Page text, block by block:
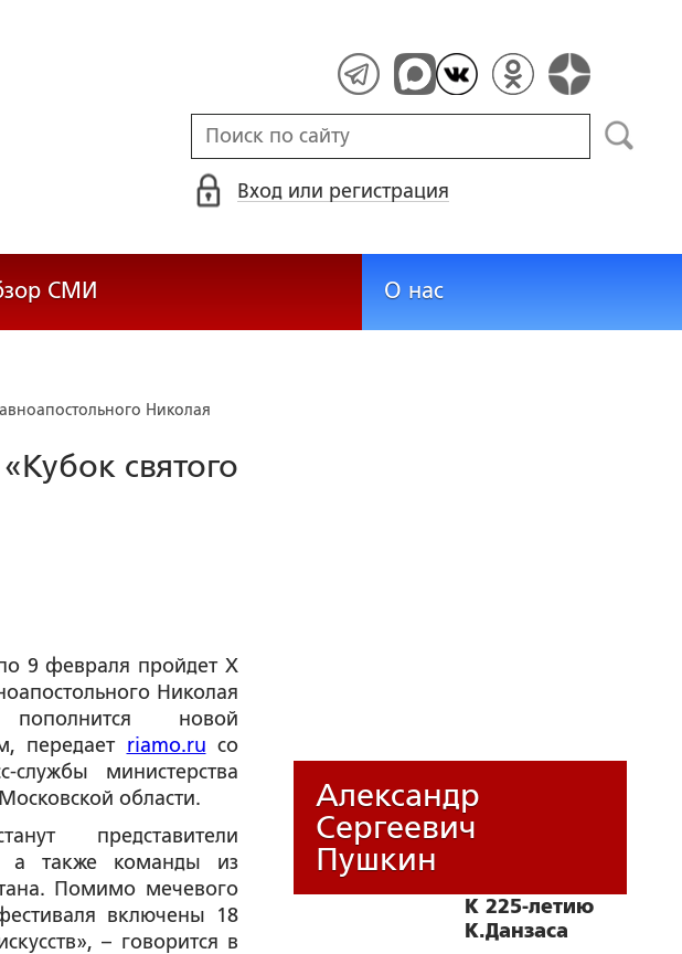
Вход или регистрация
СМИ О нас
Николая
святого
9 февраля пройдет X
Николая
новой
передает riamo.ru со
министерства
области.
представители
а также команды из
Помимо мечевого
включены 18
– говорится в
Александр
Сергеевич
Пушкин
К 225-летию
К.Данзаса